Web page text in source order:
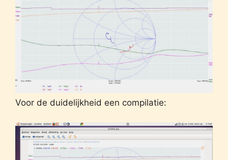
Voor de duidelijkheid een compilatie: